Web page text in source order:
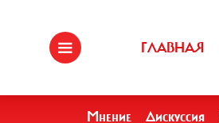
ГЛАВНАЯ
Мнение Дискуссия